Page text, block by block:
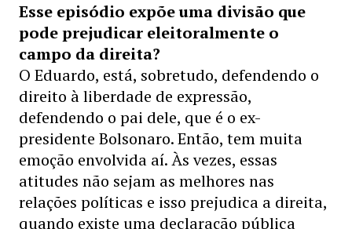
Esse episódio expõe uma divisão que
pode prejudicar eleitoralmente o
campo da direita?
O Eduardo, está, sobretudo, defendendo o
direito à liberdade de expressão,
defendendo o pai dele, que é o ex-
presidente Bolsonaro. Então, tem muita
emoção envolvida aí. Às vezes, essas
atitudes não sejam as melhores nas
relações políticas e isso prejudica a direita,
quando existe uma declaração pública